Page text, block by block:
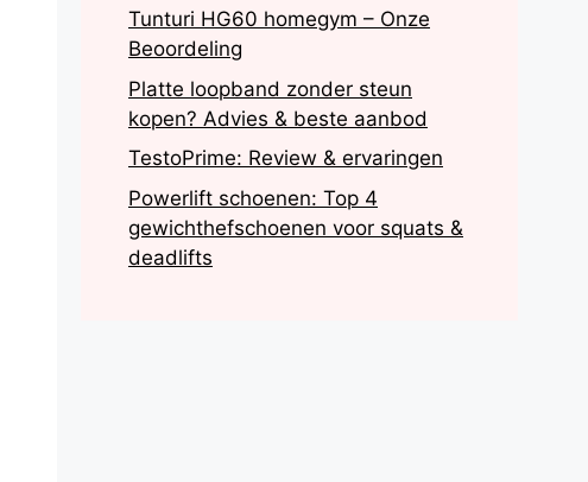
Tunturi HG60 homegym – Onze
Beoordeling
Platte loopband zonder steun
kopen? Advies & beste aanbod
TestoPrime: Review & ervaringen
Powerlift schoenen: Top 4
gewichthefschoenen voor squats &
deadlifts